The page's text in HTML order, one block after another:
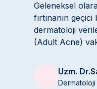
Geleneksel
fırtınanın
dermatoloji
(Adult Acne)
Uzm. Dr.